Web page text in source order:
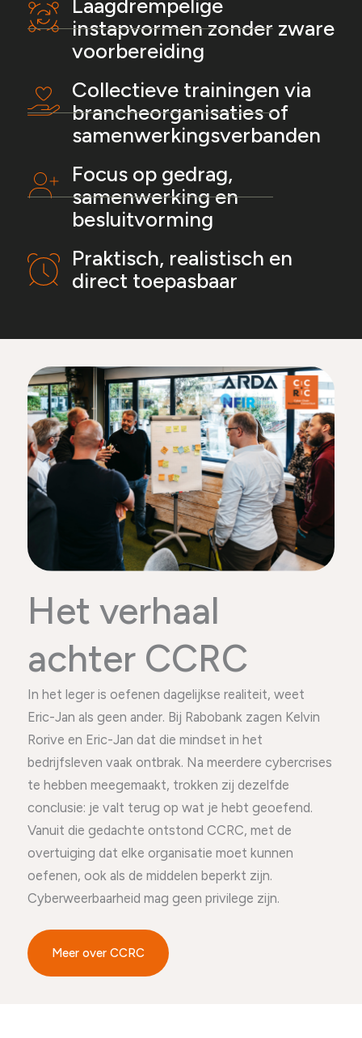
Laagdrempelige
instapvormen zonder zware
voorbereiding
Collectieve trainingen via
brancheorganisaties of
samenwerkingsverbanden
Focus op gedrag,
samenwerking en
besluitvorming
Praktisch, realistisch en
direct toepasbaar
Het verhaal
achter CCRC
In het leger is oefenen dagelijkse realiteit, weet
Eric-Jan als geen ander. Bij Rabobank zagen Kelvin
Rorive en Eric-Jan dat die mindset in het
bedrijfsleven vaak ontbrak. Na meerdere cybercrises
te hebben meegemaakt, trokken zij dezelfde
conclusie: je valt terug op wat je hebt geoefend.
Vanuit die gedachte ontstond CCRC, met de
overtuiging dat elke organisatie moet kunnen
oefenen, ook als de middelen beperkt zijn.
Cyberweerbaarheid mag geen privilege zijn.
Meer over CCRC